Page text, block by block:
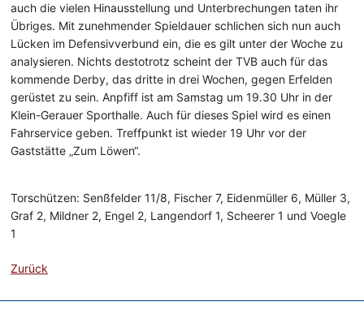
auch die vielen Hinausstellung und Unterbrechungen taten ihr
Übriges. Mit zunehmender Spieldauer schlichen sich nun auch
Lücken im Defensivverbund ein, die es gilt unter der Woche zu
analysieren. Nichts destotrotz scheint der TVB auch für das
kommende Derby, das dritte in drei Wochen, gegen Erfelden
gerüstet zu sein. Anpfiff ist am Samstag um 19.30 Uhr in der
Klein-Gerauer Sporthalle. Auch für dieses Spiel wird es einen
Fahrservice geben. Treffpunkt ist wieder 19 Uhr vor der
Gaststätte „Zum Löwen“.
Torschützen: Senßfelder 11/8, Fischer 7, Eidenmüller 6, Müller 3,
Graf 2, Mildner 2, Engel 2, Langendorf 1, Scheerer 1 undVoegle
1
Zurück